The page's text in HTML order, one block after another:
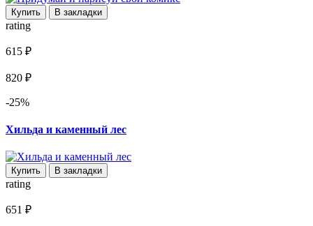
Купить В закладки
rating
615 ₽
820 ₽
-25%
Хильда и каменный лес
Купить В закладки
rating
651 ₽